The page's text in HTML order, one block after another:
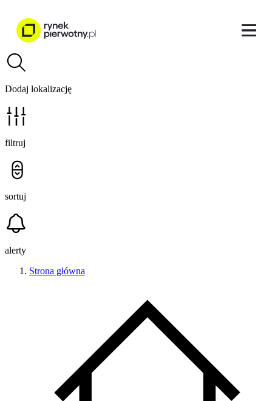
Dodaj lokalizację
filtruj
sortuj
alerty
Strona główna